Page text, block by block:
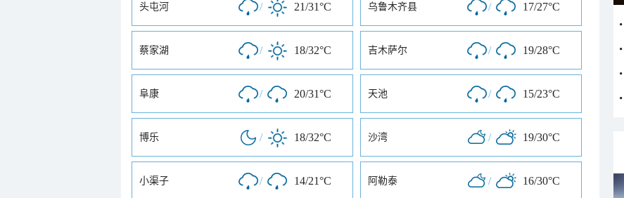
头屯河 / 21/31°C 乌鲁木齐县 / 17/27°C
蔡家湖 / 18/32°C 吉木萨尔 / 19/28°C
阜康 / 20/31°C 天池 / 15/23°C
博乐 / 18/32°C 沙湾 / 19/30°C
小渠子 / 14/21°C 阿勒泰 / 16/30°C